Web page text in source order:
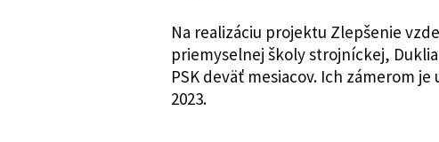
Na realizáciu projektu Zlepšenie
priemyselnej školy strojníckej,
PSK deväť mesiacov. Ich zámerom
2023.